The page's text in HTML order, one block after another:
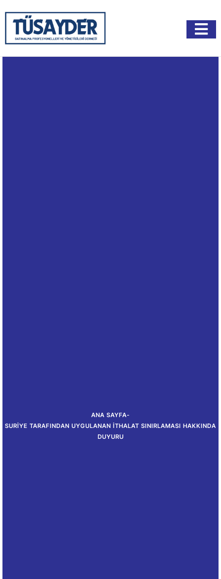
ANA SAYFA-
SURIYE TARAFINDAN UYGULANAN İTHALAT SINIRLAMASI HAKKINDA
DUYURU